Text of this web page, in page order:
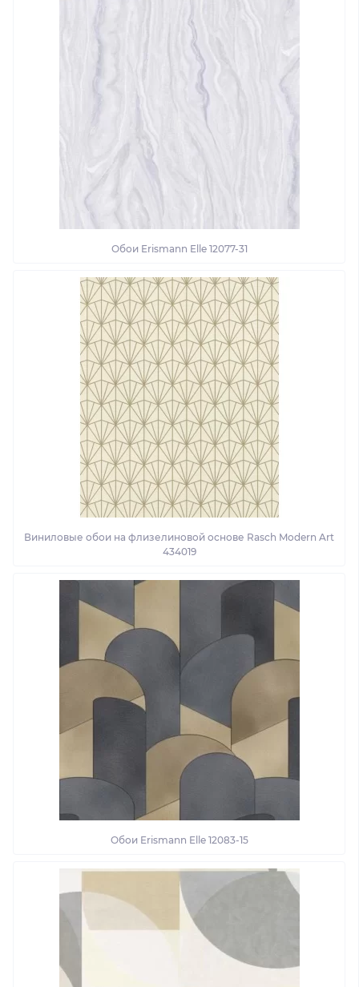
Обои Erismann Elle 12077-31
Виниловые обои на флизелиновой основе Rasch Modern Art
434019
Обои Erismann Elle 12083-15